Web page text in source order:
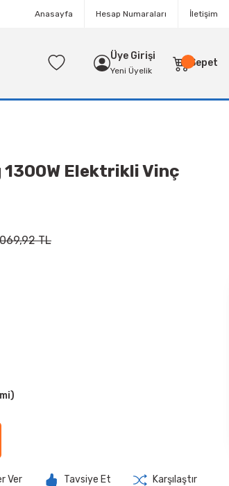
Anasayfa Hesap Numaraları İletişim
Üye Girişi
Yeni Üyelik
Sepet
1300W Elektrikli Vinç
TL
Ver Tavsiye Et Karşılaştır